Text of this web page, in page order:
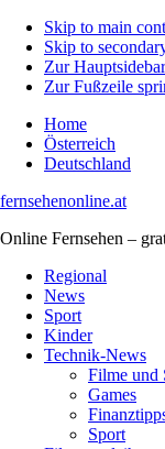
Skip to main
Skip to
Zur
Zur Fußzeile
Home
Österreich
Deutschland
fernsehenonline.at
Online Fernsehen –
Regional
News
Sport
Kinder
Technik-News
Filme und
Games
Sport